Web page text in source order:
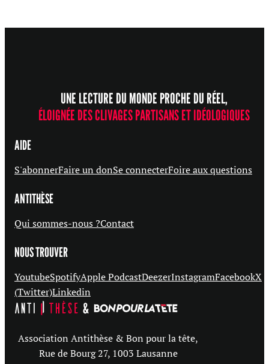
UNE LECTURE DU MONDE PROCHE DU RÉEL,
ÉLOIGNÉE DES CLIVAGES PARTISANS ET IDÉOLOGIQUES
AIDE
S'abonnerFaire un donSe connecterFoire aux questions
ANTITHÈSE
Qui sommes-nous ?Contact
NOUS TROUVER
YoutubeSpotifyApple PodcastDeezerInstagramFacebookX
(Twitter)Linkedin
Association Antithèse & Bon pour la tête,
Rue de Bourg 27, 1003 Lausanne